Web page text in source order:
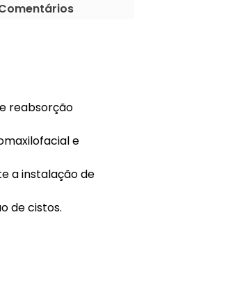
reabsorção
e
a instalação de
de cistos.